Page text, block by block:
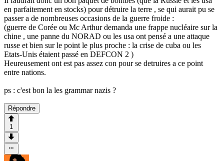
en parfaitement en stocks) pour détruire la terre , se qui aurait pu se
passer a de nombreuses occasions de la guerre froide :
(guerre de Corée ou Mc Arthur demanda une frappe nucléaire sur la
chine , une panne du NORAD ou les usa ont pensé a une attaque
russe et bien sur le point le plus proche : la crise de cuba ou les
Etats-Unis étaient passé en DEFCON 2 )
Heureusement ont est pas assez con pour se detruires a ce point
entre nations.
ps : c'est bon la les grammar nazis ?
Répondre
1